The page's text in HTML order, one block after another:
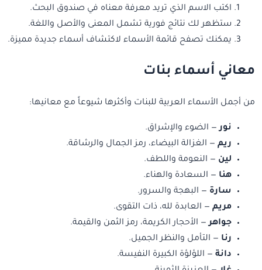
اكتب الاسم الذي تريد معرفة معناه في صندوق البحث.
ستظهر لك نتائج فورية تشمل المعنى والأصل واللغة.
يمكنك تصفح قائمة الأسماء لاكتشاف أسماء جديدة مميزة.
معاني أسماء بنات
من أجمل الأسماء العربية للبنات وأكثرها شيوعاً مع معانيها:
نور— الضوء والإشراق.
ريم — الغزالة البيضاء، رمز الجمال والرشاقة.
لين — النعومة واللطف.
هنا — السعادة والهناء.
سارة — البهجة والسرور.
مريم — العابدة لله، ذات التقوى.
جواهر— الأحجار الكريمة، رمز الثمن والقيمة.
رنا — التأمل والنظر الجميل.
دانة — اللؤلؤة الكبيرة النفيسة.